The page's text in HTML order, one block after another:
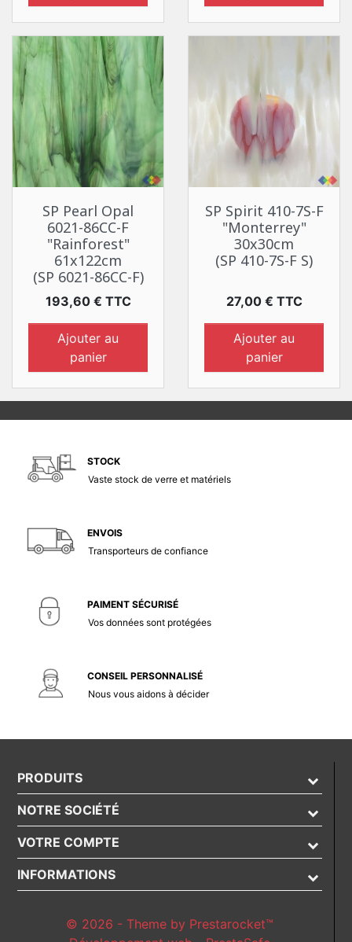
SP Pearl Opal
6021-86CC-F
"Rainforest"
61x122cm
(SP 6021-86CC-F)
Prix
193,60 € TTC
Ajouter au
panier
SP Spirit 410-7S-F
"Monterrey"
30x30cm
(SP 410-7S-F S)
Prix
27,00 € TTC
Ajouter au
panier
STOCK
Vaste stock de verre et matériels
ENVOIS
Transporteurs de confiance
PAIMENT SÉCURISÉ
Vos données sont protégées
CONSEIL PERSONNALISÉ
Nous vous aidons à décider
PRODUITS
NOTRE SOCIÉTÉ
VOTRE COMPTE
INFORMATIONS
© 2026 - Theme by Prestarocket™